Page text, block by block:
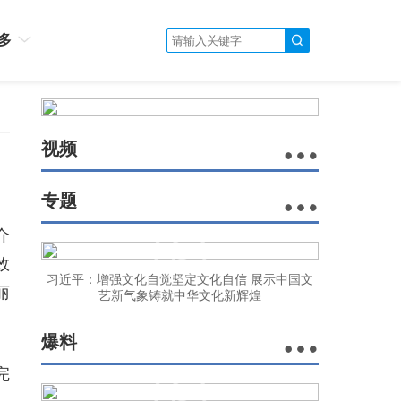
视频
专题
习近平：增强文化自觉坚定文化自信 展示中国文
艺新气象铸就中华文化新辉煌
爆料